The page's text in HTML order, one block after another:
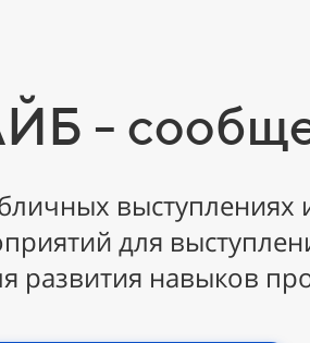
-
выступлениях
для
развития навыков